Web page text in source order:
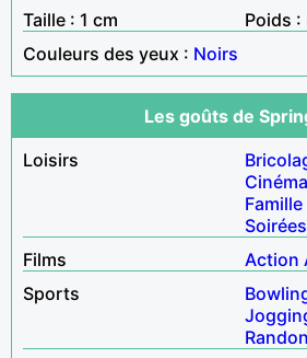
Taille : 1 cm
Poids :
Couleurs des yeux : Noirs
Les goûts de
Loisirs
Cinéma
Famille
Films
Action
Sports